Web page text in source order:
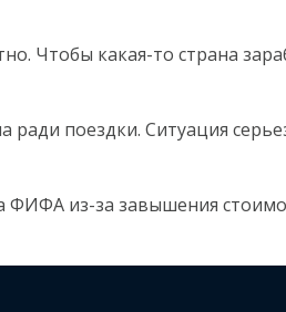
Чтобы какая-то страна
поездки. Ситуация
ФИФА из-за завышения